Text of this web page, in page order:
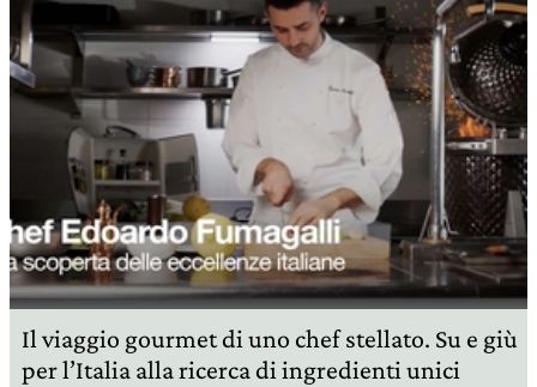
Il viaggio gourmet di uno chef stellato. Su e giù
per l’Italia alla ricerca di ingredienti unici